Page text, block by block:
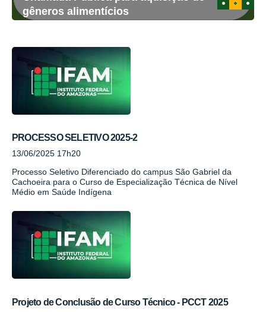
gêneros alimentícios
PROCESSO SELETIVO 2025-2
13/06/2025 17h20
Processo Seletivo Diferenciado do campus São Gabriel da
Cachoeira para o Curso de Especialização Técnica de Nível
Médio em Saúde Indígena
Projeto de Conclusão de Curso Técnico - PCCT 2025